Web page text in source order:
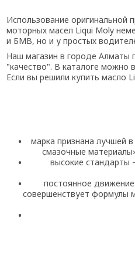
Использование
моторных масел Liqui Moly
и БМВ, но и у простых
Наш магазин в городе Алматы
"качество". В каталоге можно
Если вы решили купить масло
марка признана лучшей
смазочные
высокие стандарты
постоянное
совершенствует формулы